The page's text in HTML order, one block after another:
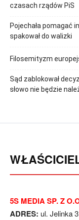
czasach rządów PiS
Pojechała pomagać
spakował do walizki
Filosemityzm
Sąd zablokował
słowo nie będzie
5S MEDIA SP. Z
ADRES: ul. Jelinka